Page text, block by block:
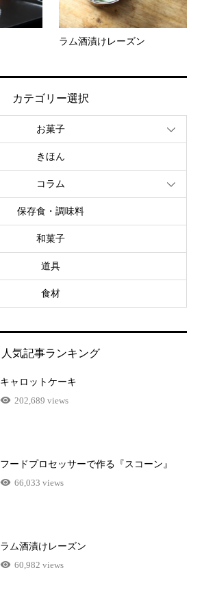
ラム酒漬けレーズン
カテゴリー選択
お菓子
きほん
コラム
保存食・調味料
和菓子
道具
食材
人気記事ランキング
キャロットケーキ
202,689 views
フードプロセッサーで作る『スコーン』
66,033 views
ラム酒漬けレーズン
60,982 views